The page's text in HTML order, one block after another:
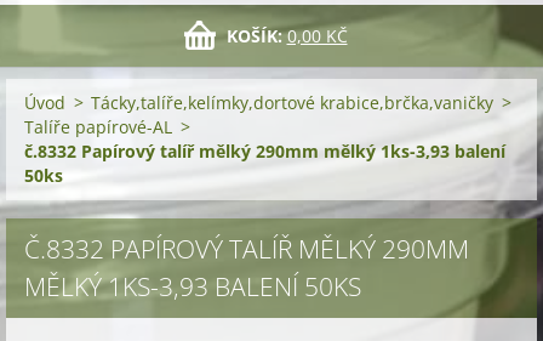
KOŠÍK: 0,00 KČ
Úvod > Tácky,talíře,kelímky,dortové krabice,brčka,vaničky >
Talíře papírové-AL >
č.8332 Papírový talíř mělký 290mm mělký 1ks-3,93 balení
50ks
Č.8332 PAPÍROVÝ TALÍŘ MĚLKÝ 290MM
MĚLKÝ 1KS-3,93 BALENÍ 50KS